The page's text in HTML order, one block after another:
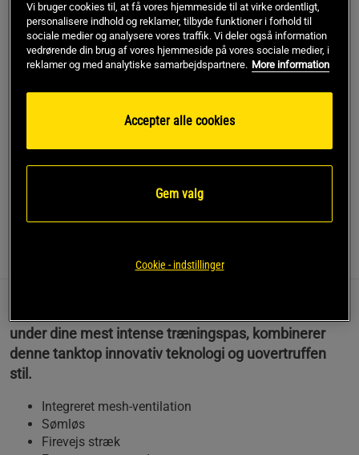
*Gælder ikke drikkevarer eller gavekort. Gælder til og med den 5/8
SKU #1379148-279R | EAN197778842656
Oplev forskellen med Under Armour Vanish Seamless
Tanktop og tag din træning til næste niveau.
Anmeldelser
under dine mest intense træningspas, kombinerer
denne tanktop innovativ teknologi og uovertruffen
stil.
Integreret mesh-ventilation
Sømløs
Firevejs stræk
Vi bruger cookies til, at få vores hjemmeside til at virke ordentligt,
personalisere indhold og reklamer, tilbyde funktioner i forhold til
sociale medier og analysere vores traffik. Vi deler også information
vedrørende din brug af vores hjemmeside på vores sociale medier, i
reklamer og med analytiske samarbejdspartnere. More information
Accepter alle cookies
Gem valg
Cookie - indstillinger